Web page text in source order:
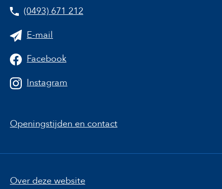
(0493) 671 212
E-mail
Facebook
Instagram
Openingstijden en contact
Over deze website